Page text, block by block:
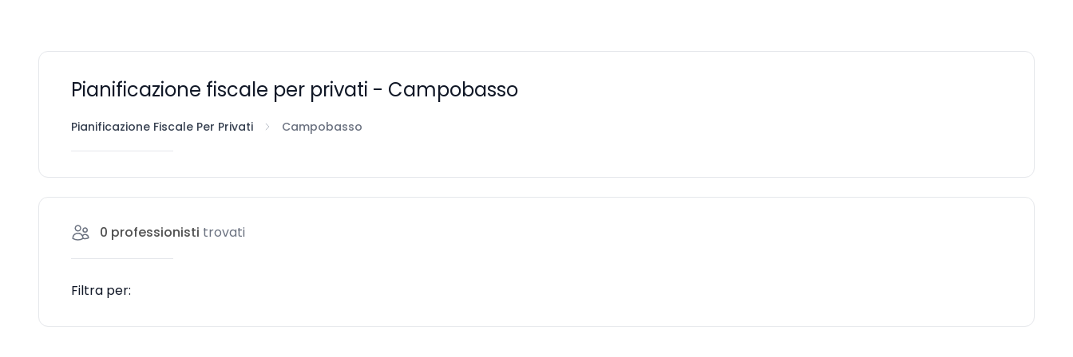
Pianificazione fiscale per privati - Campobasso
Pianificazione Fiscale Per Privati Campobasso
0 professionisti trovati
Filtra per: